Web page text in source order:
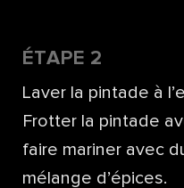
ÉTAPE 2
Laver la pintade à
Frotter la pintade
faire mariner avec
mélange d’épices.